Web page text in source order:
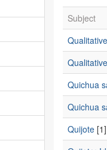
Subject
Quichua
Quichua
Quijote[1]